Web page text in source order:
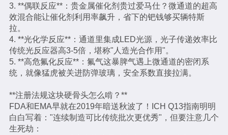
3. **偶联反应**：贵金属催化剂贵过爱马仕？微通道的超高
效混合能让催化剂利用率飙升，省下的钯钱够买辆特斯
拉。
4. **光化学反应**：通道里集成LED光源，光子传递效率比
传统光反应器高3-5倍，堪称"人造光合作用"。
5. **高危氟化反应**：氟气这暴脾气遇上微通道的密闭系
统，就像猛虎被关进防弹玻璃，安全系数直接拉满。
**注册法规这块硬骨头怎么啃？**
FDA和EMA早就在2019年暗送秋波了！ICH Q13指南明明
白白写着："连续制造可比传统批次更优秀"，但要注意几个
生死劫：